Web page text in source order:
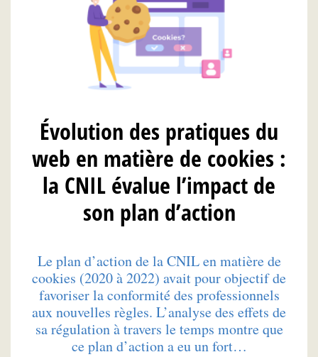
Évolution des pratiques du
web en matière de cookies :
la CNIL évalue l’impact de
son plan d’action
Le plan d’action de la CNIL en matière de
cookies (2020 à 2022) avait pour objectif de
favoriser la conformité des professionnels
aux nouvelles règles. L’analyse des effets de
sa régulation à travers le temps montre que
ce plan d’action a eu un fort…